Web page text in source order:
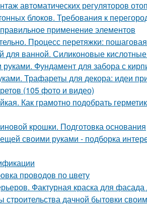
автоматических регуляторов
блоков. Требования к
применение элементов
Процесс перетяжки:
для ванной. Силиконовые
Фундамент для забора с
Трафареты для декора: идеи
(105 фото и видео)
Как грамотно подобрать
крошки. Подготовка основания
своими руками - подборка
проводов по цвету
Фактурная краска для
дачной бытовки